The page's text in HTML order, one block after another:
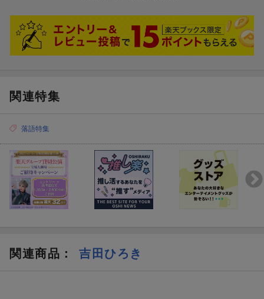
関連特集
落語特集
関連商品 ： 吉田ひろき